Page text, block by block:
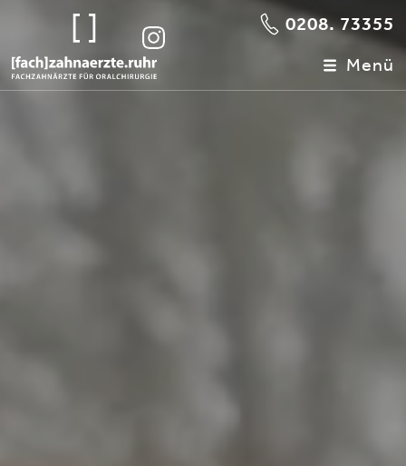
Menü
0208. 73355